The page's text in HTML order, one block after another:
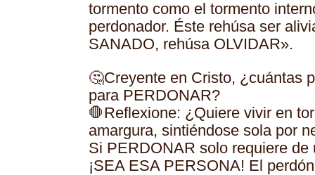
tormento como el tormento
perdonador. Éste rehúsa ser
SANADO, rehúsa OLVIDAR».
🤔Creyente en Cristo, ¿cuántas
para PERDONAR?
🛑Reflexione: ¿Quiere vivir en
amargura, sintiéndose sola por
Si PERDONAR solo requiere de
¡SEA ESA PERSONA! El